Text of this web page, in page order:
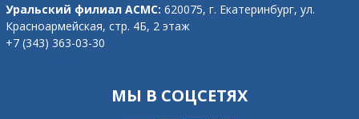
Уральский филиал АСМС: 620075, г. Екатеринбург, ул.
Красноармейская, стр. 4Б, 2 этаж
+7 (343) 363-03-30
МЫ В СОЦСЕТЯХ